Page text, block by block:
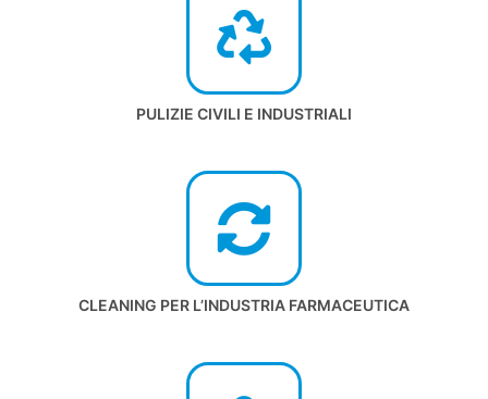
PULIZIE CIVILI E INDUSTRIALI
CLEANING PER L’INDUSTRIA FARMACEUTICA